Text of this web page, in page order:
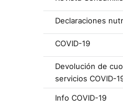
Declaraciones
COVID-19
Devolución de
servicios COVID-
Info COVID-19